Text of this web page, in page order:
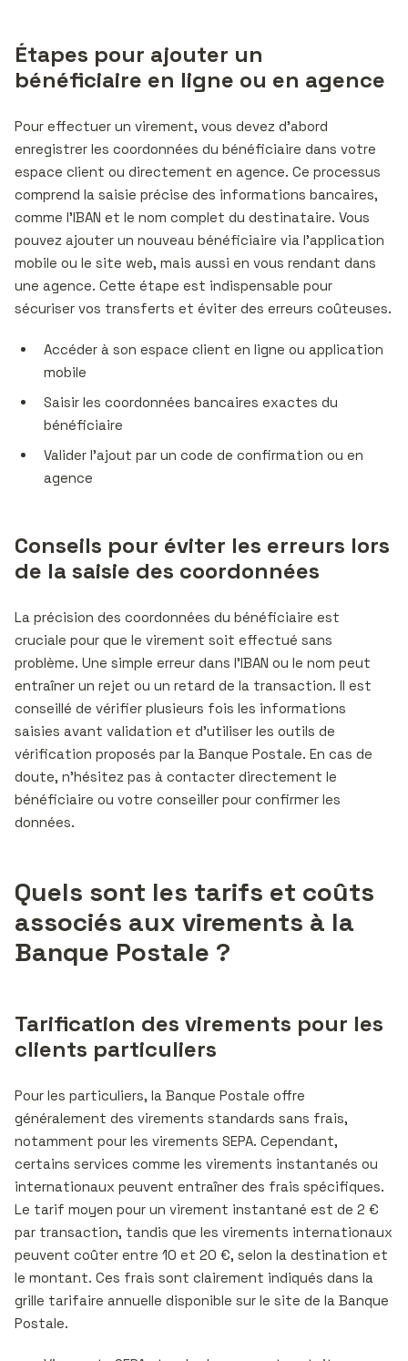
Étapes pour ajouter un
bénéficiaire en ligne ou en agence
Pour effectuer un virement, vous devez d’abord
enregistrer les coordonnées du bénéficiaire dans votre
espace client ou directement en agence. Ce processus
comprend la saisie précise des informations bancaires,
comme l’IBAN et le nom complet du destinataire. Vous
pouvez ajouter un nouveau bénéficiaire via l’application
mobile ou le site web, mais aussi en vous rendant dans
une agence. Cette étape est indispensable pour
sécuriser vos transferts et éviter des erreurs coûteuses.
Accéder à son espace client en ligne ou application
mobile
Saisir les coordonnées bancaires exactes du
bénéficiaire
Valider l’ajout par un code de confirmation ou en
agence
Conseils pour éviter les erreurs lors
de la saisie des coordonnées
La précision des coordonnées du bénéficiaire est
cruciale pour que le virement soit effectué sans
problème. Une simple erreur dans l’IBAN ou le nom peut
entraîner un rejet ou un retard de la transaction. Il est
conseillé de vérifier plusieurs fois les informations
saisies avant validation et d’utiliser les outils de
vérification proposés par la Banque Postale. En cas de
doute, n’hésitez pas à contacter directement le
bénéficiaire ou votre conseiller pour confirmer les
données.
Quels sont les tarifs et coûts
associés aux virements à la
Banque Postale ?
Tarification des virements pour les
clients particuliers
Pour les particuliers, la Banque Postale offre
généralement des virements standards sans frais,
notamment pour les virements SEPA. Cependant,
certains services comme les virements instantanés ou
internationaux peuvent entraîner des frais spécifiques.
Le tarif moyen pour un virement instantané est de 2 €
par transaction, tandis que les virements internationaux
peuvent coûter entre 10 et 20 €, selon la destination et
le montant. Ces frais sont clairement indiqués dans la
grille tarifaire annuelle disponible sur le site de la Banque
Postale.